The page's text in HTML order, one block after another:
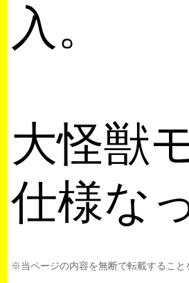
入。
大怪獣
仕様な
※当ページの内容を無断で転載すること